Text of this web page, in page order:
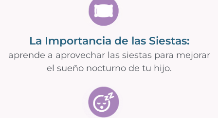
La Importancia de las Siestas:
aprende a aprovechar las siestas para mejorar
el sueño nocturno de tu hijo.